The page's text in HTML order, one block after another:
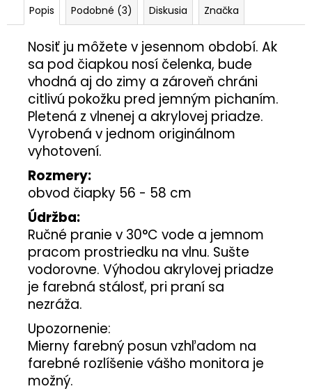
Popis Podobné (3) Diskusia Značka
Nosiť ju môžete v jesennom období. Ak
sa pod čiapkou nosí čelenka, bude
vhodná aj do zimy a zároveň chráni
citlivú pokožku pred jemným pichaním.
Pletená z vlnenej a akrylovej priadze.
Vyrobená v jednom originálnom
vyhotovení.
Rozmery:
obvod čiapky 56 - 58 cm
Údržba:
Ručné pranie v 30°C vode a jemnom
pracom prostriedku na vlnu. Sušte
vodorovne. Výhodou akrylovej priadze
je farebná stálosť, pri praní sa
nezráža.
Upozornenie:
Mierny farebný posun vzhľadom na
farebné rozlíšenie vášho monitora je
možný.